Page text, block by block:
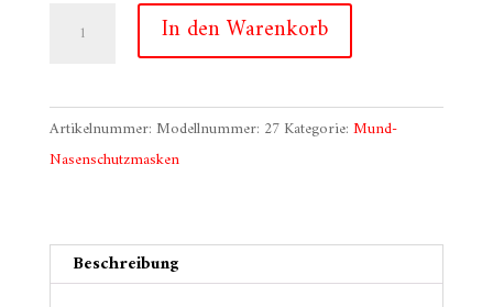
Schnabelmaske:
Gold
Menge
In den Warenkorb
Artikelnummer: Modellnummer: 27 Kategorie: Mund-
Nasenschutzmasken
Beschreibung